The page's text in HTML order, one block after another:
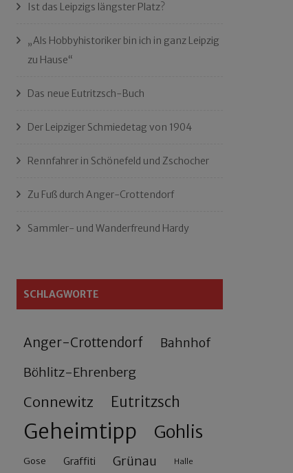
Ist das Leipzigs längster Platz?
„Als Hobbyhistoriker bin ich in ganz Leipzig
zu Hause“
Das neue Eutritzsch-Buch
Der Leipziger Schmiedetag von 1904
Rennfahrer in Schönefeld und Zschocher
Zu Fuß durch Anger-Crottendorf
Sammler- und Wanderfreund Hardy
SCHLAGWORTE
Anger-Crottendorf Bahnhof
Böhlitz-Ehrenberg
Connewitz Eutritzsch
Geheimtipp Gohlis
Gose Graffiti Grünau Halle